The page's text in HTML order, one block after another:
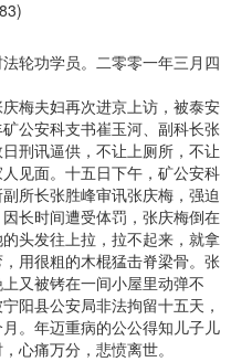
轮功学员。二零零一年三月四
梅夫妇再次进京上访，被泰安
公安科支书崔玉河、副科长张
刑讯逼供，不让上厕所，不让
见面。十五日下午，矿公安科
所长张胜峰审讯张庆梅，强迫
长时间遭受体罚，张庆梅倒在
头发往上拉，拉不起来，就拿
用很粗的木棍猛击脊梁骨。张
又被铐在一间小屋里动弹不
阳县公安局非法拘留十五天，
。年迈重病的公公得知儿子儿
心痛万分，悲愤离世。